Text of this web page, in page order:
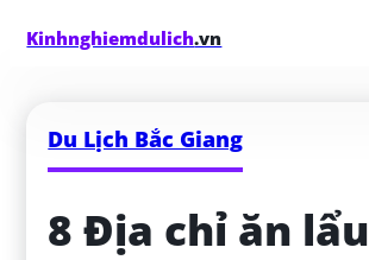
Kinhnghiemdulich.vn
Du Lịch Bắc Giang
8 Địa chỉ ăn lẩu